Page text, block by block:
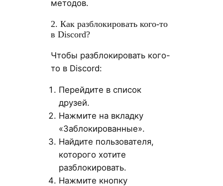
методов.
2. Как разблокировать кого-то
в Discord?
Чтобы разблокировать кого-
то в Discord:
Перейдите в список
друзей.
Нажмите на вкладку
«Заблокированные».
Найдите пользователя,
которого хотите
разблокировать.
Нажмите кнопку